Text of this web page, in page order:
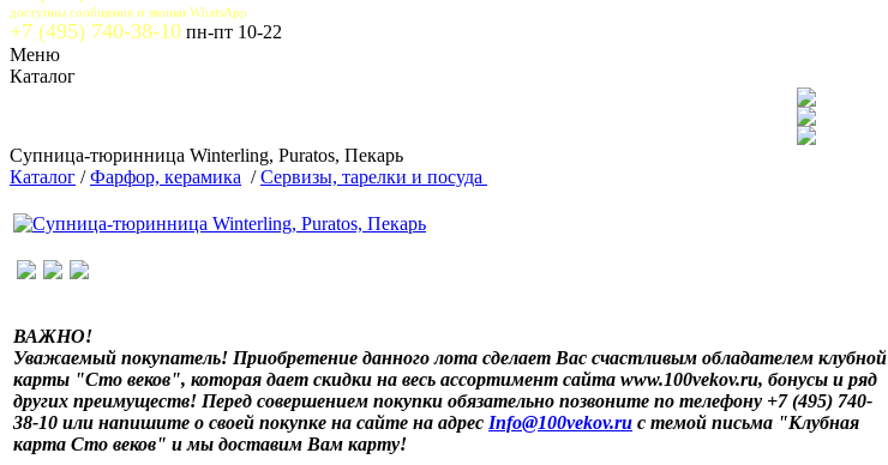
доступны сообщения и звонки WhatsApp
+7 (495) 740-38-10 пн-пт 10-22
Меню
Каталог
Супница-тюринница Winterling, Puratos, Пекарь
Каталог /Фарфор, керамика /Сервизы, тарелки и посуда
ВАЖНО!
Уважаемый покупатель! Приобретение данного лота сделает Вас счастливым обладателем клубной
карты "Сто веков", которая дает скидки на весь ассортимент сайта www.100vekov.ru, бонусы и ряд
других преимуществ! Перед совершением покупки обязательно позвоните по телефону +7 (495) 740-
38-10 или напишите о своей покупке на сайте на адрес Info@100vekov.ru с темой письма "Клубная
карта Сто веков" и мы доставим Вам карту!